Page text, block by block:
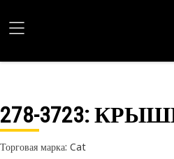
278-3723:
Торговая марка: Cat